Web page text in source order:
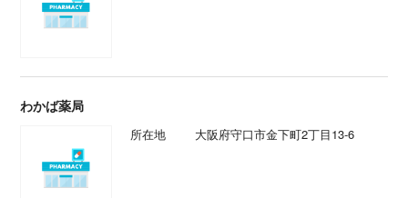
わかば薬局
所在地 大阪府守口市金下町2丁目13-6